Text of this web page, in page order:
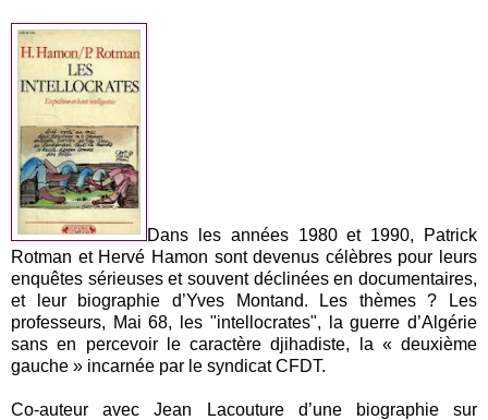
Dans les années 1980 et 1990, Patrick
Rotman et Hervé Hamon sont devenus célèbres pour leurs
enquêtes sérieuses et souvent déclinées en documentaires,
et leur biographie d’Yves Montand. Les thèmes ? Les
professeurs, Mai 68, les "intellocrates", la guerre d’Algérie
sans en percevoir le caractère djihadiste, la « deuxième
gauche » incarnée par le syndicat CFDT.
Co-auteur avec Jean Lacouture d’une biographie sur